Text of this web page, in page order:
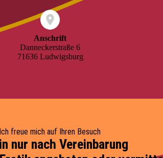
Anschrift
Danneckerstraße 6
71636 Ludwigsburg
Ich freue mich auf Ihren Besuch
nur nach Vereinbarung